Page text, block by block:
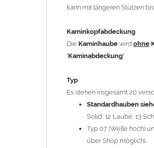
Ab einerKaminlänge
Bei der Kombination mit
angefertigt.
= 145,39 EUR) geliefert
Bitte besprechen Sie den
kann mit längeren Stützen
Kaminkopfabdeckung
Die Kaminhaube wird ohne
"Kaminabdeckung".
Typ
Es stehen insgesamt 20
Standardhauben
Solid, 12 Laube, 13
Typ 07 (Welle hoch)
über Shop möglich).